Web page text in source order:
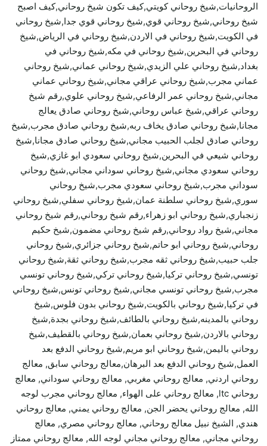
الروحانيات,شيخ روحاني كويتي,كيف تكون شيخ روحاني,كيف اصبح
شيخ روحاني,شيخ روحاني قوي,شيخ روحاني قوي جدا,شيخ روحاني
في الكويت,شيخ روحاني في الاردن,شيخ روحاني في الرياض,شيخ
روحاني في البحرين,شيخ روحاني في مكه,شيخ روحاني في
بغداد,شيخ روحاني علي الزيدي,شيخ روحاني عماني,شيخ روحاني
عماني مجرب,شيخ روحاني عراقي مجاني,شيخ روحاني عماني
مجاني,شيخ روحاني عمر الرفاعي,شيخ روحاني علوي,رقم شيخ
روحاني عراقي,شيخ عباس روحاني,شيخ روحاني صادق يعالج
مجانا,شيخ روحاني صادق يخاف ربه,شيخ روحاني صادق مجرب,شيخ
روحاني صادق لجلب الحبيب مجاني,شيخ روحاني صادق مجانا,شيخ
روحاني شيعي في البحرين,شيخ روحاني سعودي ابو غازي,شيخ
روحاني سعودي مجاني,شيخ روحاني سوداني مجاني,شيخ روحاني
سوداني مجرب,شيخ روحاني سعودي مجرب,شيخ روحاني
سوري,شيخ روحاني سلطنة عمان,شيخ روحاني سفلي,شيخ روحاني
زنجباري,شيخ روحاني ابو زهراء,رقم شيخ روحاني,رقم شيخ روحاني
مجاني,شيخ رواد روحاني,رقم شيخ روحاني مضمون,شيخ حكيم
روحاني,شيخ روحاني ابو حاتم,شيخ روحاني جزائري,شيخ روحاني
جلب حبيب,شيخ روحاني ثقه مجرب,شيخ روحاني ثقة,شيخ روحاني
تونسي,شيخ روحاني تركيا,شيخ روحاني تركي,شيخ روحاني تونسي
مجرب,شيخ روحاني تونسي مجاني,شيخ روحاني تونس,شيخ روحاني
في تركيا,شيخ روحاني بالكويت,شيخ روحاني بدون فلوس,شيخ
روحاني بالمدينه,شيخ روحاني بالطائف,شيخ روحاني بجدة,شيخ
روحاني بالاردن,شيخ روحاني بعمان,شيخ روحاني بالقطيف,شيخ
روحاني باليمن,شيخ روحاني ابو مريم,شيخ روحاني الدفع بعد
العمل,شيخ روحاني الدفع بعد البرهان,معالج روحاني سابق, معالج
روحاني اردني, معالج روحاني مغربي, معالج روحاني سوداني, معالج
روحاني ltc, معالج روحاني على الهواء, معالج روحاني مجرب لوجه
الله, معالج روحاني يحضر الجن, معالج روحاني يمني, معالج روحاني
هندي, الشيخ نبيل معالج روحاني, معالج روحاني مصري, معالج
روحاني مجاني, معالج روحاني مجاني لوجه الله, معالج روحاني ممتاز